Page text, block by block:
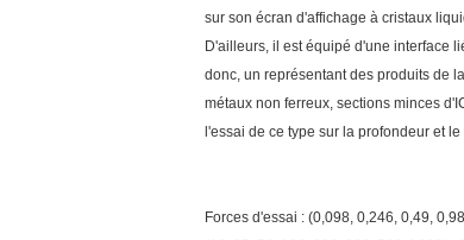
sur son écran d'affichage à cristaux
D'ailleurs, il est équipé d'une interface
donc, un représentant des produits de
métaux non ferreux, sections minces
l'essai de ce type sur la profondeur et
Forces d'essai : (0,098, 0,246, 0,49,